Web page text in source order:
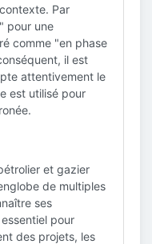
Par
pour une
comme "en phase
il est
attentivement le
est utilisé pour
et gazier
de multiples
ses
pour
des projets, les